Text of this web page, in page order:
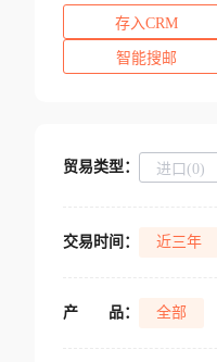
存入CRM
智能搜邮
贸易类型： 进口(0)
交易时间： 近三年
产 品： 全部